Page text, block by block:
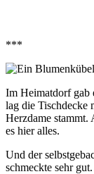
***
Im Heimatdorf gab
lag die Tischdecke
Herzdame stammt.
es hier alles.
Und der
schmeckte sehr gut.